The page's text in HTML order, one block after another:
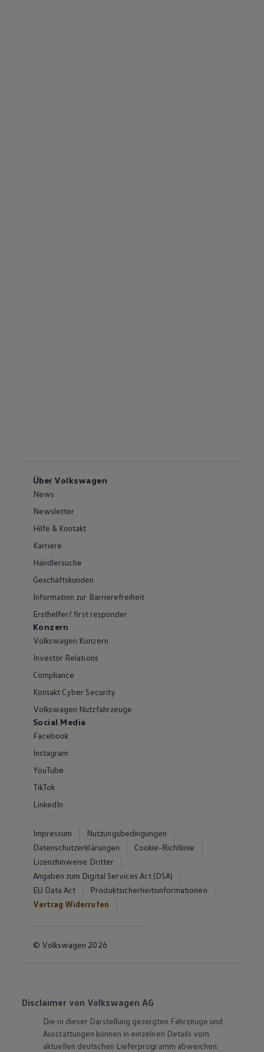
Über Volkswagen
News
Newsletter
Hilfe & Kontakt
Karriere
Händlersuche
Geschäftskunden
Information zur Barrierefreiheit
Ersthelfer/ first responder
Konzern
Volkswagen Konzern
Investor Relations
Compliance
Kontakt Cyber Security
Volkswagen Nutzfahrzeuge
Social Media
Facebook
Instagram
YouTube
TikTok
LinkedIn
Impressum
Nutzungsbedingungen
Datenschutzerklärungen
Cookie-Richtlinie
Lizenzhinweise Dritter
Angaben zum Digital Services Act (DSA)
EU Data Act
Produktsicherheitsinformationen
Vertrag Widerrufen
© Volkswagen 2026
Disclaimer von Volkswagen AG
Die in dieser Darstellung gezeigten Fahrzeuge und
Ausstattungen können in einzelnen Details vom
aktuellen deutschen Lieferprogramm abweichen.